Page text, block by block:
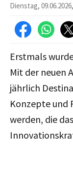
Dienstag,
Erstmals
Mit der neuen
jährlich
Konzepte und
werden, die